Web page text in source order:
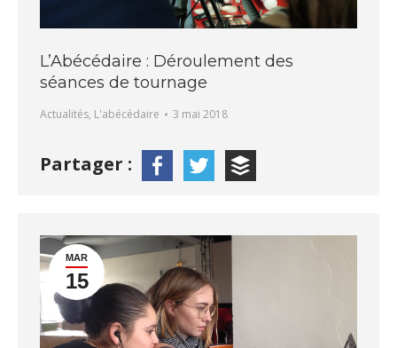
L’Abécédaire : Déroulement des
séances de tournage
Actualités, L'abécédaire 3 mai 2018
Partager :
MAR
15